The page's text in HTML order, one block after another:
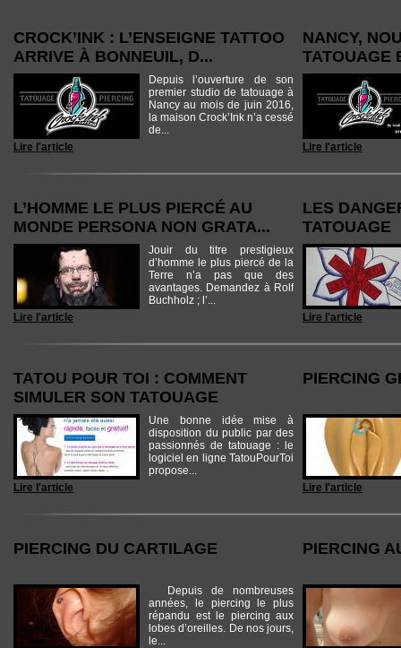
CROCK’INK : L’ENSEIGNE TATTOO
ARRIVE À BONNEUIL, D...
Depuis l’ouverture de son
premier studio de tatouage à
Nancy au mois de juin 2016,
la maison Crock’Ink n’a cessé
de...
Lire l'article
NANCY,
TATOUAGE
Lire l'article
L’HOMME LE PLUS PIERCÉ AU
MONDE PERSONA NON GRATA...
Jouir du titre prestigieux
d’homme le plus piercé de la
Terre n’a pas que des
avantages. Demandez à Rolf
Buchholz ; l’...
Lire l'article
LES
TATOUAGE
Lire l'article
TATOU POUR TOI : COMMENT
SIMULER SON TATOUAGE
Une bonne idée mise à
disposition du public par des
passionnés de tatouage : le
logiciel en ligne TatouPourToi
propose...
Lire l'article
PIERCING
Lire l'article
PIERCING DU CARTILAGE
Depuis de nombreuses
années, le piercing le plus
répandu est le piercing aux
lobes d’oreilles. De nos jours,
le...
PIERCING